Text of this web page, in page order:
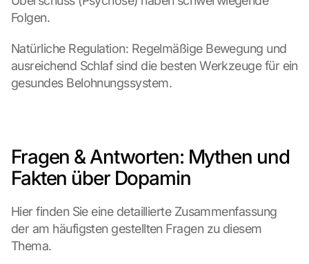
Folgen.
Natürliche Regulation: Regelmäßige Bewegung und
ausreichend Schlaf sind die besten Werkzeuge für ein
gesundes Belohnungssystem.
Fragen & Antworten: Mythen und
Fakten über Dopamin
Hier finden Sie eine detaillierte Zusammenfassung
der am häufigsten gestellten Fragen zu diesem
Thema.
c
t
z
s
m
s
t
m
m